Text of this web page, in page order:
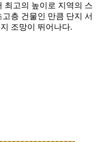
최고의 높이로 지역의 스
층 건물인 만큼 단지 서
조망이 뛰어나다.